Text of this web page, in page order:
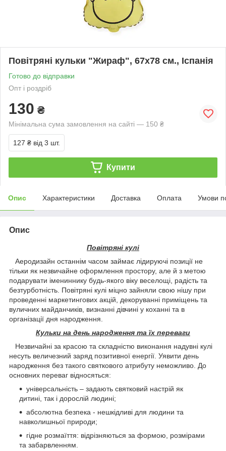
Повітряні кульки "Жираф", 67х78 см., Іспанія
Готово до відправки
Опт і роздріб
130 ₴
Мінімальна сума замовлення на сайті — 150 ₴
127 ₴ від 3 шт.
Купити
Опис Характеристики Доставка Оплата Умови
Опис
Повітряні кулі
Аеродизайн останнім часом займає лідируючі позиції не
тільки як незвичайне оформлення простору, але й з метою
подарувати імениннику будь-якого віку веселощі, радість та
безтурботність. Повітряні кулі міцно зайняли свою нішу при
проведенні маркетингових акцій, декоруванні приміщень та
вуличних майданчиків, визнанні дівчині у коханні та в
організації дня народження.
Кульки на день народження та їх переваги
Незвичайні за красою та складністю виконання надувні кулі
несуть величезний заряд позитивної енергії. Уявити день
народження без такого святкового атрибуту неможливо. До
основних переваг відносяться:
універсальність – задають святковий настрій як
дитині, так і дорослій людині;
абсолютна безпека - нешкідливі для людини та
навколишньої природи;
гідне розмаїття: відрізняються за формою, розмірами
та забарвленням.